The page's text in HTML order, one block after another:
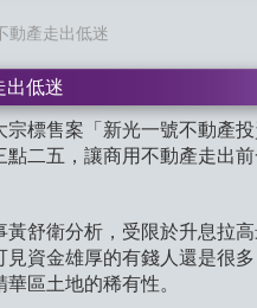
動產走出低迷
出低迷
標售案「新光一號不動產
二五，讓商用不動產走出
舒衛分析，受限於升息拉
見資金雄厚的有錢人還是很
區土地的稀有性。